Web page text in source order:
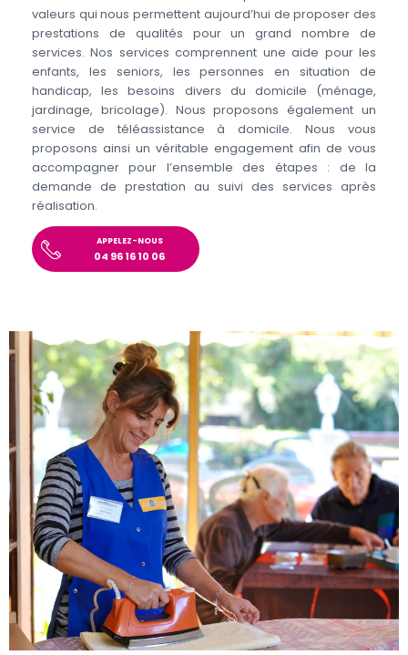
valeurs qui nous permettent aujourd’hui de proposer des
prestations de qualités pour un grand nombre de
services. Nos services comprennent une aide pour les
enfants, les seniors, les personnes en situation de
handicap, les besoins divers du domicile (ménage,
jardinage, bricolage). Nous proposons également un
service de téléassistance à domicile. Nous vous
proposons ainsi un véritable engagement afin de vous
accompagner pour l’ensemble des étapes : de la
demande de prestation au suivi des services après
réalisation.
APPELEZ-NOUS
04 96 16 10 06